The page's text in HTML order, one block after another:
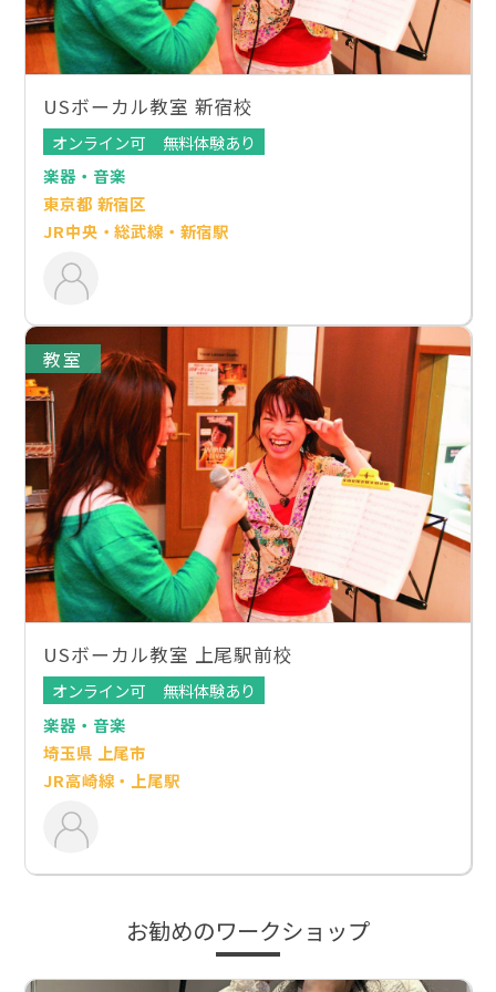
USボーカル教室 新宿校
オンライン可
無料体験あり
楽器・音楽
東京都 新宿区
JR中央・総武線・新宿駅
教室
USボーカル教室 上尾駅前校
オンライン可
無料体験あり
楽器・音楽
埼玉県 上尾市
JR高崎線・上尾駅
お勧めのワークショップ